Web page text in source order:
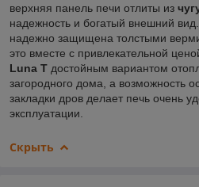
верхняя панель печи отлиты из
надежность и богатый внешний
надежно защищена толстыми
это вместе с привлекательной
Luna T достойным вариантом
загородного дома, а возможность
закладки дров делает печь очень
эксплуатации.
Скрыть